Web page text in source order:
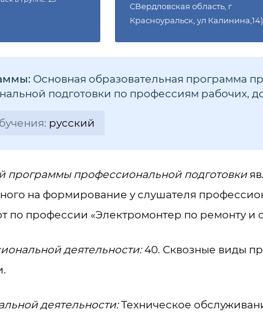
СВердловская область, г
Красноуральск, ул Калинина,14)
Основная образовательная программа
подготовки по профессиям рабочих,
русский
программы профессиональной подготовки
на формирование у слушателя
по профессии «Электромонтер по ремонту и
деятельности:40. Сквозные виды
деятельности:Техническое